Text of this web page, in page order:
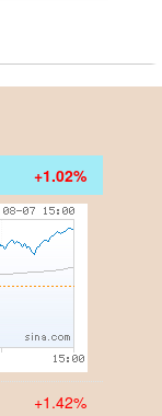
+1.02%
+1.42%